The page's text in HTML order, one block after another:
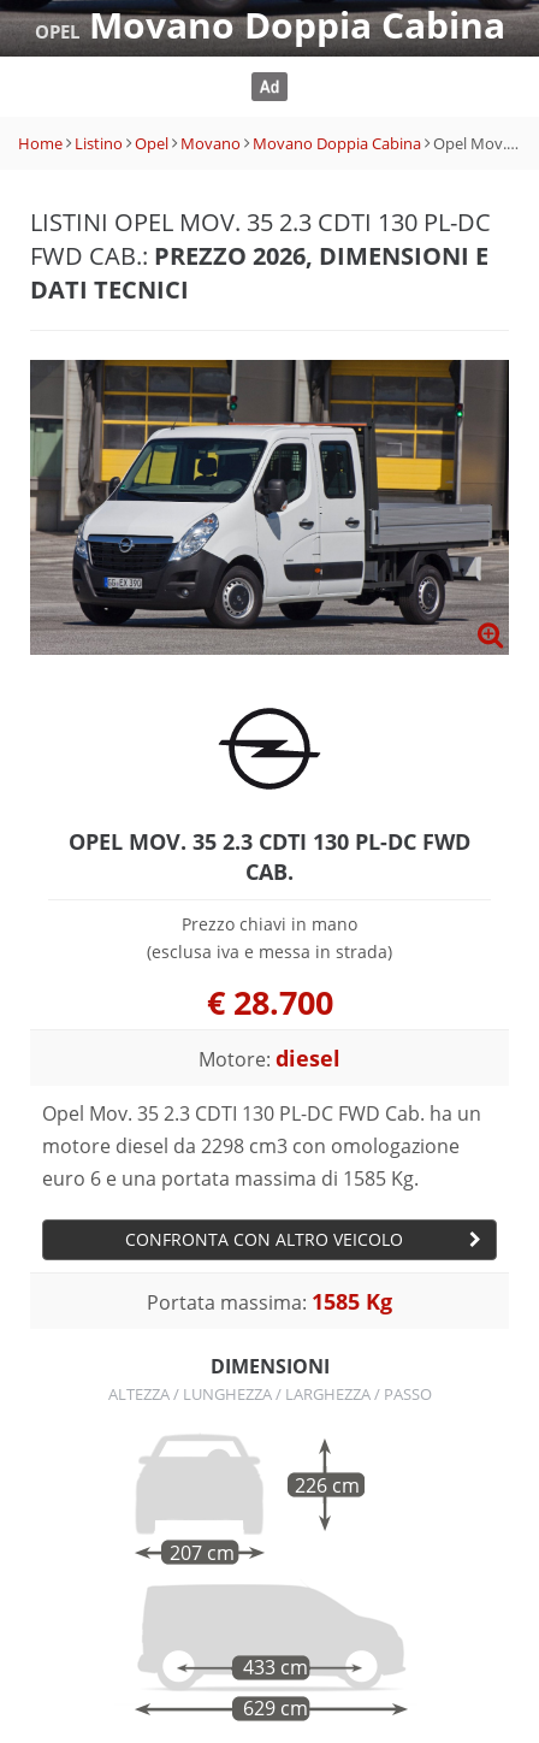
OPELMovano Doppia Cabina
Home Listino Opel Movano Movano Doppia Cabina Opel Mov. 35 2.3 CDTI 130 PL-DC FWD Cab.
LISTINI OPEL MOV. 35 2.3 CDTI 130 PL-DC
FWD CAB.: PREZZO 2026, DIMENSIONI E
DATI TECNICI
OPEL MOV. 35 2.3 CDTI 130 PL-DC FWD
CAB.
Prezzo chiavi in mano
(esclusa iva e messa in strada)
€ 28.700
Motore: diesel
Opel Mov. 35 2.3 CDTI 130 PL-DC FWD Cab. ha un
motore diesel da 2298 cm3 con omologazione
euro 6 e una portata massima di 1585 Kg.
CONFRONTA CON ALTRO VEICOLO
Portata massima: 1585 Kg
DIMENSIONI
ALTEZZA / LUNGHEZZA / LARGHEZZA / PASSO
207 cm
226 cm
629 cm
433 cm